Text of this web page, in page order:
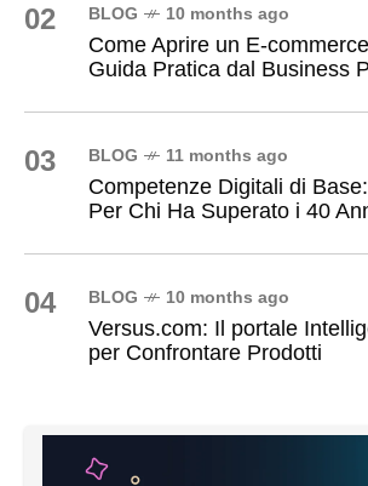
02 BLOG 10 months ago
Come Aprire un E-
Guida Pratica dal Business
03 BLOG 11 months ago
Competenze Digitali di
Per Chi Ha Superato i 40
04 BLOG 10 months ago
Versus.com: Il portale
per Confrontare Prodotti